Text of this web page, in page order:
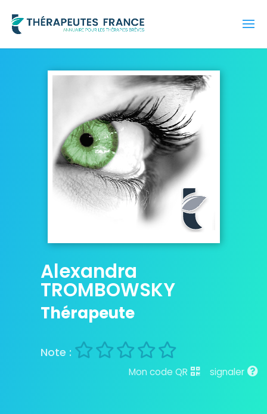
Alexandra
TROMBOWSKY
Thérapeute
signaler
Mon code QR